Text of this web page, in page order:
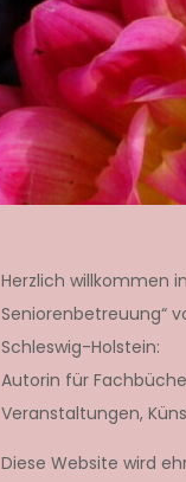
Herzlich willkommen
Seniorenbetreuung“
Schleswig-Holstein:
Autorin für
Veranstaltungen,
Diese Website wird